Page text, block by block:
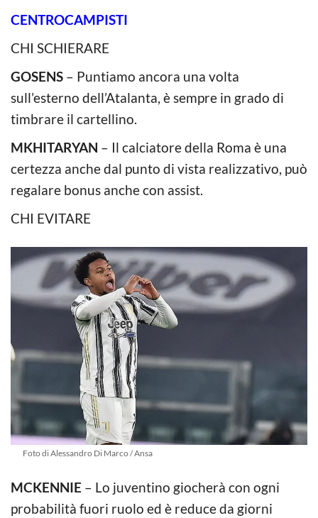
CENTROCAMPISTI
CHI SCHIERARE
GOSENS – Puntiamo ancora una volta
sull’esterno dell’Atalanta, è sempre in grado di
timbrare il cartellino.
MKHITARYAN – Il calciatore della Roma è una
certezza anche dal punto di vista realizzativo, può
regalare bonus anche con assist.
CHI EVITARE
Foto di Alessandro Di Marco / Ansa
MCKENNIE – Lo juventino giocherà con ogni
probabilità fuori ruolo ed è reduce da giorni